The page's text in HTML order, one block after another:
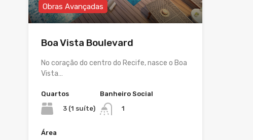
Obras Avançadas
Boa Vista Boulevard
No coração do centro do Recife, nasce o Boa
Vista…
Quartos
3 (1 suíte)
Banheiro Social
1
Área